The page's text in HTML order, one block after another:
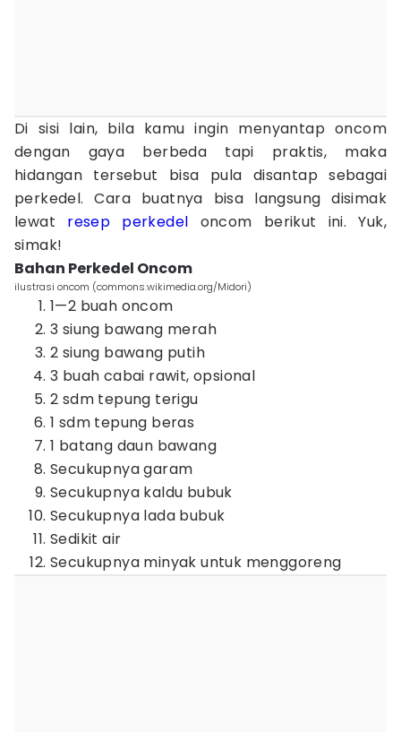
Di sisi lain, bila kamu ingin menyantap oncom
dengan gaya berbeda tapi praktis, maka
hidangan tersebut bisa pula disantap sebagai
perkedel. Cara buatnya bisa langsung disimak
lewat resep perkedel oncom berikut ini. Yuk,
simak!
Bahan Perkedel Oncom
ilustrasi oncom (commons.wikimedia.org/Midori)
1—2 buah oncom
3 siung bawang merah
2 siung bawang putih
3 buah cabai rawit, opsional
2 sdm tepung terigu
1 sdm tepung beras
1 batang daun bawang
Secukupnya garam
Secukupnya kaldu bubuk
Secukupnya lada bubuk
Sedikit air
Secukupnya minyak untuk menggoreng